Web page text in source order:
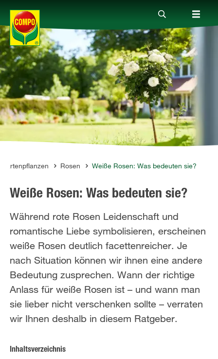
Produkte
Ratgeber
Service
Unternehmen
Rosen Weiße Rosen: Was bedeuten sie?
Weiße Rosen: Was bedeuten sie?
Während rote Rosen Leidenschaft und
romantische Liebe symbolisieren, erscheinen
weiße Rosen deutlich facettenreicher. Je
nach Situation können wir ihnen eine andere
Bedeutung zusprechen. Wann der richtige
Anlass für weiße Rosen ist – und wann man
sie lieber nicht verschenken sollte – verraten
wir Ihnen deshalb in diesem Ratgeber.
Inhaltsverzeichnis